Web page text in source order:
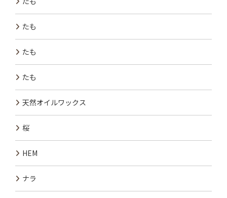
たも
たも
たも
天然オイルワックス
桜
HEM
ナラ